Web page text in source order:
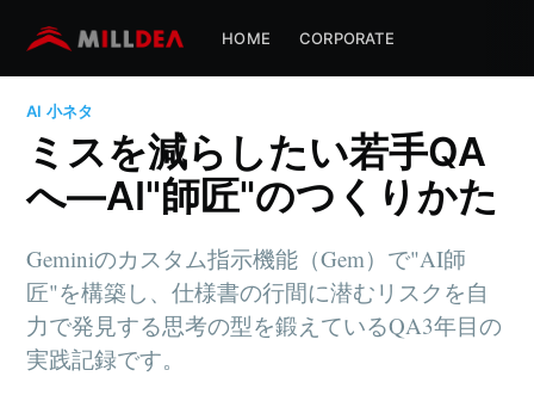
HOME CORPORATE
AI 小ネタ
ミスを減らしたい若手QA
へ—AI"師匠"のつくりかた
Geminiのカスタム指示機能（Gem）で"AI師
匠"を構築し、仕様書の行間に潜むリスクを自
力で発見する思考の型を鍛えているQA3年目の
実践記録です。